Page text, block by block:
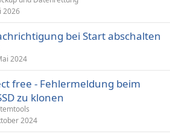
2026
bei Start abschalten
2024
free - Fehlermeldung beim
zu klonen
2024